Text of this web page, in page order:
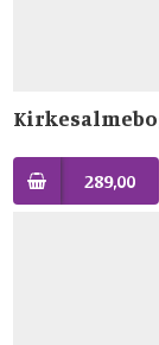
289,00